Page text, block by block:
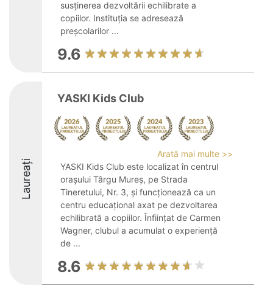
susținerea dezvoltării echilibrate a
copiilor. Instituția se adresează
preșcolarilor ...
9.6
Laureați
YASKI Kids Club
Arată mai multe >>
YASKI Kids Club este localizat în centrul
orașului Târgu Mureș, pe Strada
Tineretului, Nr. 3, și funcționează ca un
centru educațional axat pe dezvoltarea
echilibrată a copiilor. Înființat de Carmen
Wagner, clubul a acumulat o experiență
de ...
8.6